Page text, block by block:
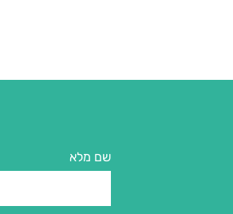
שם מלא